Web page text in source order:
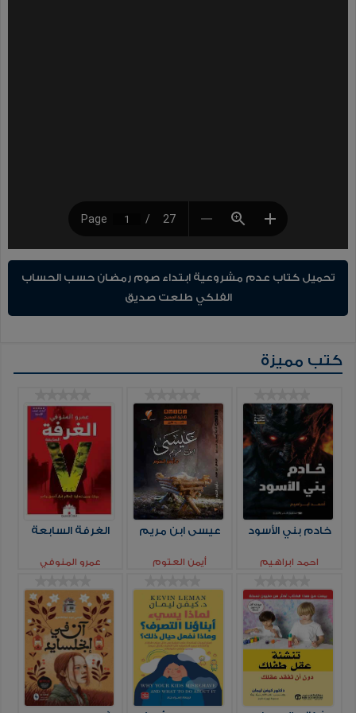
تحميل كتاب عدم مشروعية ابتداء صوم رمضان حسب الحساب
الفلكي طلعت صديق
كتب مميزة
خادم بني الأسود
احمد ابراهيم
عيسى ابن مريم
أيمن العتوم
الغرفة السابعة
عمرو المنوفي